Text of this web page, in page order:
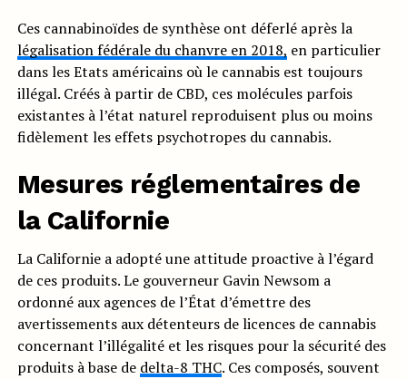
Ces cannabinoïdes de synthèse ont déferlé après la
légalisation fédérale du chanvre en 2018, en particulier
dans les Etats américains où le cannabis est toujours
illégal. Créés à partir de CBD, ces molécules parfois
existantes à l’état naturel reproduisent plus ou moins
fidèlement les effets psychotropes du cannabis.
Mesures réglementaires de
la Californie
La Californie a adopté une attitude proactive à l’égard
de ces produits. Le gouverneur Gavin Newsom a
ordonné aux agences de l’État d’émettre des
avertissements aux détenteurs de licences de cannabis
concernant l’illégalité et les risques pour la sécurité des
produits à base de delta-8 THC. Ces composés, souvent